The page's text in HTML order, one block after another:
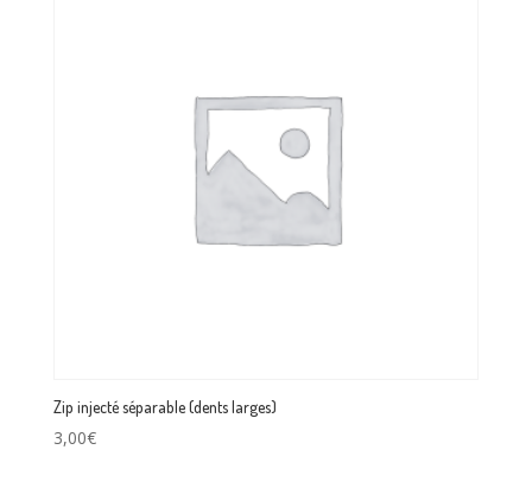
Zip injecté séparable (dents larges)
3,00€